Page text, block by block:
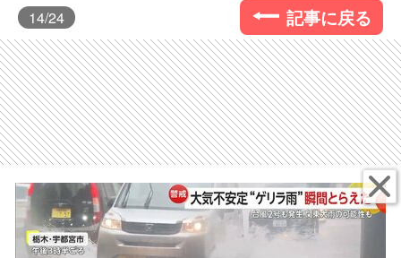
14/24 記事に戻る